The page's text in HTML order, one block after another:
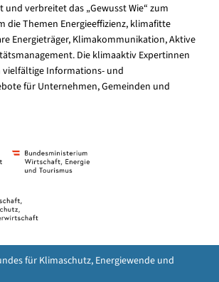
verbreitet das „Gewusst Wie“ zum
die Themen Energieeffizienz, klimafitte
Energieträger, Klimakommunikation, Aktive
Die klimaaktiv Expertinnen
vielfältige Informations- und
für Unternehmen, Gemeinden und
für Klimaschutz, Energiewende und